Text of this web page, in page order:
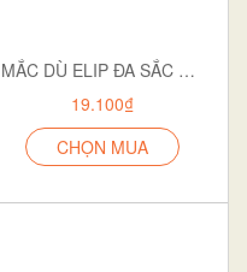
MẮC DÙ ELIP ĐA SẮC 12 KẸP 2800
19.100₫
CHỌN MUA